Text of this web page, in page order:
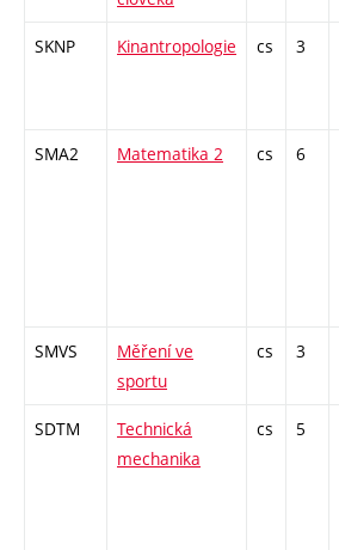
SKNP Kinantropologie cs 3
SMA2 Matematika 2 cs 6
SMVS
Měření ve
sportu
cs 3
SDTM
Technická
mechanika
cs 5